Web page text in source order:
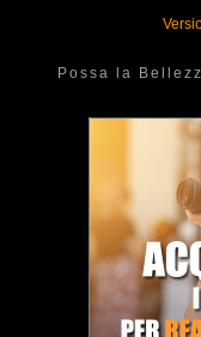
Possa la